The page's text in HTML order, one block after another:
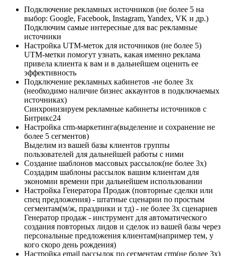
Подключение рекламных источников (не более 5 на
выбор: Google, Facebook, Instagram, Yandex, VK и др.)
Подключим самые интересные для вас рекламные
источники
Настройка UTM-меток для источников (не более 5)
UTM-метки помогут узнать, какая именно реклама
привела клиента к вам и в дальнейшем оценить ее
эффективность
Подключение рекламных кабинетов​​ -не более 3х
(необходимо наличие бизнес аккаунтов в подключаемых
источниках)
Синхронизируем рекламные кабинеты источников с
Битрикс24
Настройка crm-маркетинга(выделение и сохранение не
более 5 сегментов)
Выделим из вашей базы клиентов группы
пользователей для дальнейшей работы с ними
Создание шаблонов массовых рассылок(не более 3х)​
Создадим шаблоны рассылок вашим клиентам для
экономии времени при дальнейшем использовании
Настройка Генератора Продаж (повторные сделки или
спец предложения) - штатные сценарии по простым
сегментам(м/ж, праздники и тд) - не более 3х сценариев
Генератор продаж - инструмент для автоматического
создания повторных лидов и сделок из вашей базы через
персональные предложения клиентам(например тем, у
кого скоро день рождения)
Настройка email рассылок по сегментам crm(не более 3х)